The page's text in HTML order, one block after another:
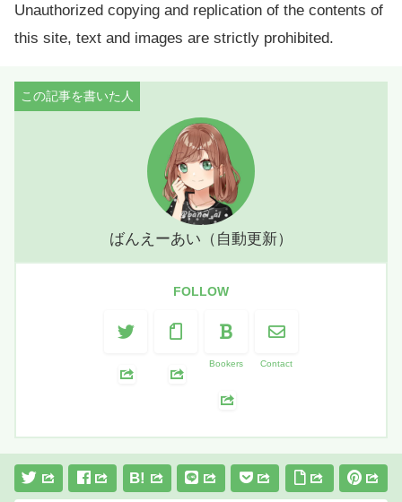
Unauthorized copying and replication of the contents of
this site, text and images are strictly prohibited.
ばんえーあい（自動更新）
FOLLOW
Bookers Contact
B!